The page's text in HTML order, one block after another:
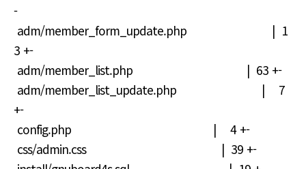
-
adm/member_form_update.php | 1
3 +-
adm/member_list.php | 63 +-
adm/member_list_update.php | 7
+-
config.php | 4 +-
css/admin.css | 39 +-